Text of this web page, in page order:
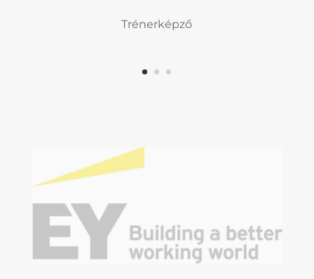
Trénerképző